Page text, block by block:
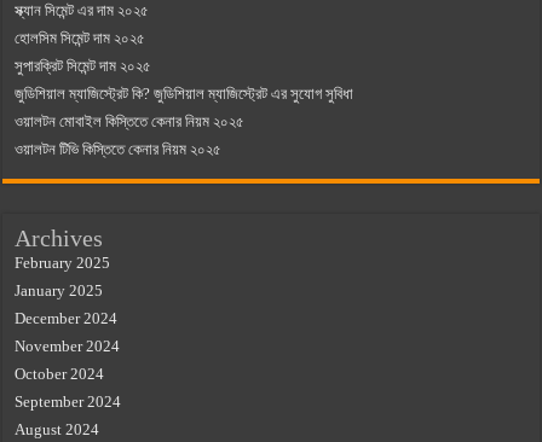
স্ক্যান সিমেন্ট এর দাম ২০২৫
হোলসিম সিমেন্ট দাম ২০২৫
সুপারক্রিট সিমেন্ট দাম ২০২৫
জুডিশিয়াল ম্যাজিস্ট্রেট কি? জুডিশিয়াল ম্যাজিস্ট্রেট এর সুযোগ সুবিধা
ওয়ালটন মোবাইল কিস্তিতে কেনার নিয়ম ২০২৫
ওয়ালটন টিভি কিস্তিতে কেনার নিয়ম ২০২৫
Archives
February 2025
January 2025
December 2024
November 2024
October 2024
September 2024
August 2024